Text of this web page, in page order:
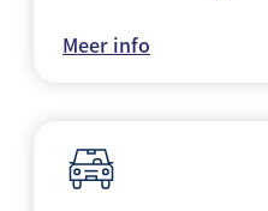
Meer info